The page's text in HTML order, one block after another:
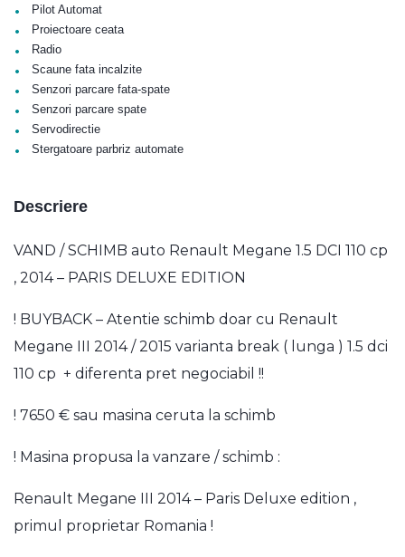
• Pilot Automat
• Proiectoare ceata
• Radio
• Scaune fata incalzite
• Senzori parcare fata-spate
• Senzori parcare spate
• Servodirectie
• Stergatoare parbriz automate
Descriere
VAND / SCHIMB auto Renault Megane 1.5 DCI 110 cp
, 2014 – PARIS DELUXE EDITION
! BUYBACK – Atentie schimb doar cu Renault
Megane III 2014 / 2015 varianta break ( lunga ) 1.5 dci
110 cp + diferenta pret negociabil !!
! 7650 € sau masina ceruta la schimb
! Masina propusa la vanzare / schimb :
Renault Megane III 2014 – Paris Deluxe edition ,
primul proprietar Romania !